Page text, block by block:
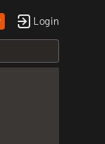
Login